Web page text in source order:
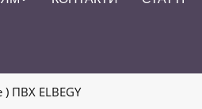
ПВХ ELBEGY